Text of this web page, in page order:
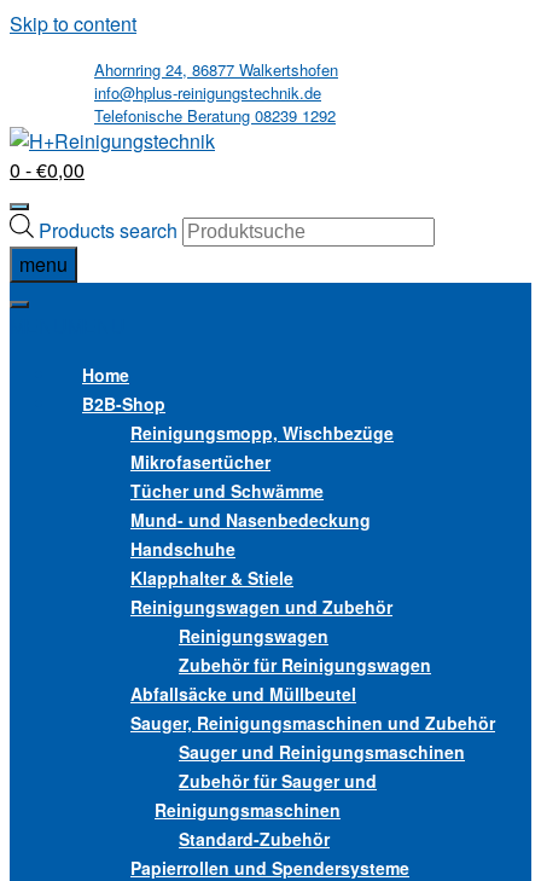
Skip to content
Ahornring 24, 86877 Walkertshofen
info@hplus-reinigungstechnik.de
Telefonische Beratung 08239 1292
0 - €0,00
Products search
menu
Home
B2B-Shop
Reinigungsmopp, Wischbezüge
Mikrofasertücher
Tücher und Schwämme
Mund- und Nasenbedeckung
Handschuhe
Klapphalter & Stiele
Reinigungswagen und Zubehör
Reinigungswagen
Zubehör für Reinigungswagen
Abfallsäcke und Müllbeutel
Sauger, Reinigungsmaschinen und Zubehör
Sauger und Reinigungsmaschinen
Zubehör für Sauger und
Reinigungsmaschinen
Standard-Zubehör
Papierrollen und Spendersysteme